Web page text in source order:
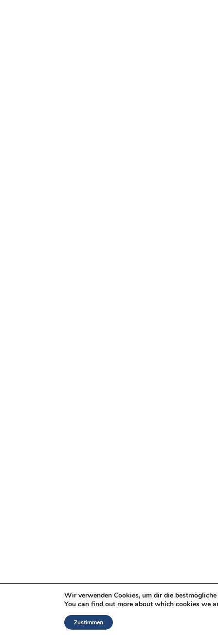
Wir verwenden Cookies, um dir die
You can find out more about which cookies we
Zustimmen